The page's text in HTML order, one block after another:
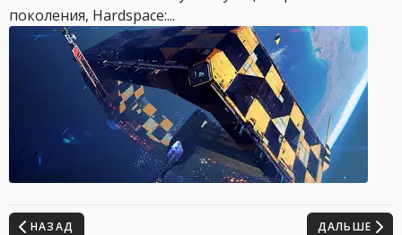
поколения, Hardspace:...
НАЗАД ДАЛЬШЕ